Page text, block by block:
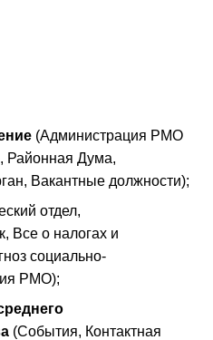
(Администрация РМО
Районная Дума,
Вакантные должности);
отдел,
Все о налогах и
социально-
РМО);
(События, Контактная